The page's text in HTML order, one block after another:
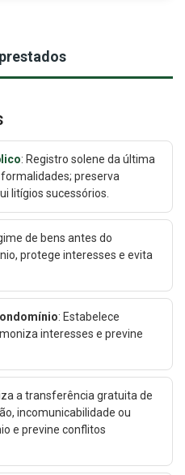
: Registro solene da última
preserva
litígios sucessórios.
de bens antes do
protege interesses e evita
: Estabelece
interesses e previne
a transferência gratuita de
incomunicabilidade ou
e previne conflitos